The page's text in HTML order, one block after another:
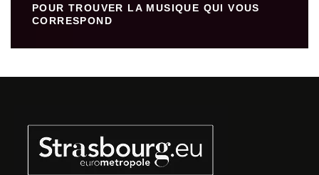
POUR TROUVER LA MUSIQUE QUI VOUS
CORRESPOND